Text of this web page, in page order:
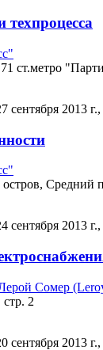
техпроцесса
ст.метро
сентября 2013
Средний
сентября 2013
Сомер
2
сентября 2013